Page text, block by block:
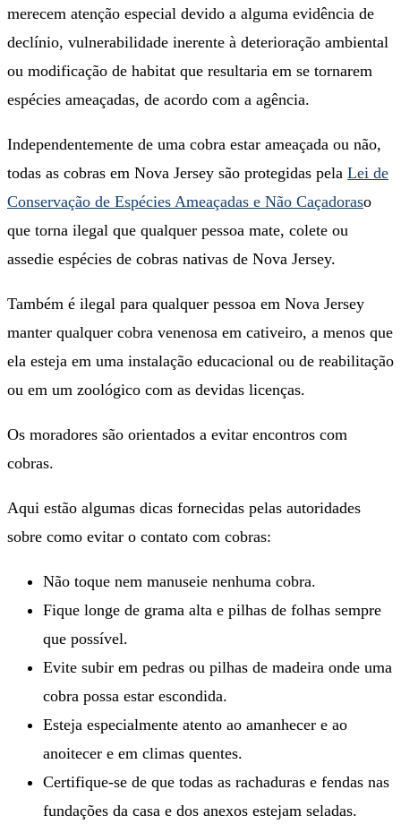
merecem atenção especial devido a alguma evidência de
declínio, vulnerabilidade inerente à deterioração ambiental
ou modificação de habitat que resultaria em se tornarem
espécies ameaçadas, de acordo com a agência.
Independentemente de uma cobra estar ameaçada ou não,
todas as cobras em Nova Jersey são protegidas pela Lei de
Conservação de Espécies Ameaçadas e Não Caçadoraso
que torna ilegal que qualquer pessoa mate, colete ou
assedie espécies de cobras nativas de Nova Jersey.
Também é ilegal para qualquer pessoa em Nova Jersey
manter qualquer cobra venenosa em cativeiro, a menos que
ela esteja em uma instalação educacional ou de reabilitação
ou em um zoológico com as devidas licenças.
Os moradores são orientados a evitar encontros com
cobras.
Aqui estão algumas dicas fornecidas pelas autoridades
sobre como evitar o contato com cobras:
Não toque nem manuseie nenhuma cobra.
Fique longe de grama alta e pilhas de folhas sempre
que possível.
Evite subir em pedras ou pilhas de madeira onde uma
cobra possa estar escondida.
Esteja especialmente atento ao amanhecer e ao
anoitecer e em climas quentes.
Certifique-se de que todas as rachaduras e fendas nas
fundações da casa e dos anexos estejam seladas.